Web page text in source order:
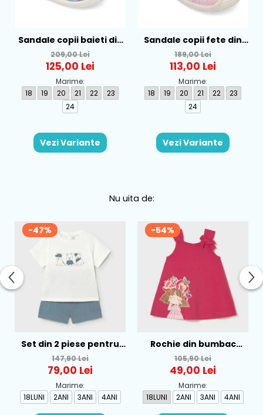
Sandale copii baieti din
textil Biomecanics,
Albastru - 262186-A008
209,00 Lei
125,00 Lei
Marime:
18
19 20 21 22
23
24
Vezi Variante
Sandale copii fete din
textil Biomecanics, Roz -
262177-A032
189,00 Lei
113,00 Lei
Marime:
18
19 20 21 22
23
24
Vezi Variante
Nu uita de:
-47%
Set din 2 piese pentru
baieti Mayoral, Alb-
Albastru - 1665-31
147,90 Lei
79,00 Lei
Marime:
18LUNI
2ANI 3ANI 4ANI
-54%
Rochie din bumbac
pentru fete Mayoral,
Rosu - 1930-069
105,90 Lei
49,00 Lei
Marime:
18LUNI
2ANI 3ANI 4ANI